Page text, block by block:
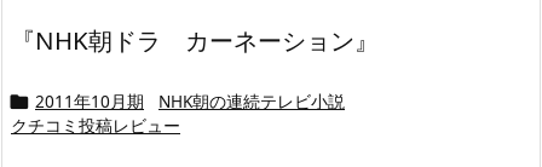
『NHK朝ドラ カーネーション』
 2011年10月期
NHK朝の連続テレビ小説
クチコミ投稿レビュー